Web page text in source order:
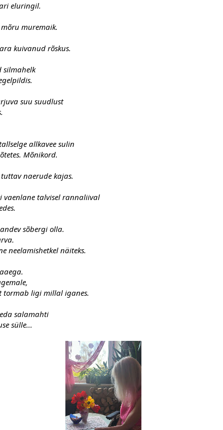
eluringil.
muremaik.
kuivanud rõskus.
silmahelk
suu suudlust
allkavee sulin
Mõnikord.
naerude kajas.
vaenlane talvisel rannaliival
sõbergi olla.
neelamishetkel näiteks.
tormab ligi millal iganes.
salamahti
sülle...